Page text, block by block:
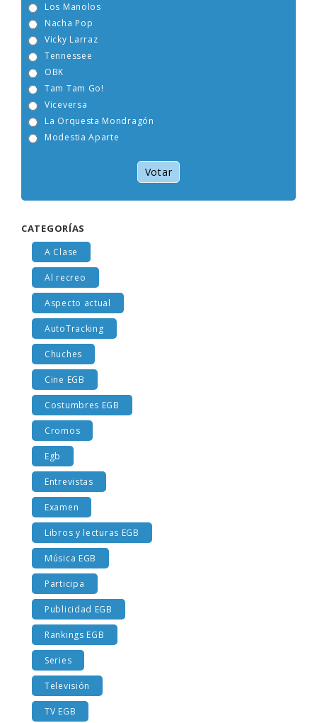
Los Manolos
Nacha Pop
Vicky Larraz
Tennessee
OBK
Tam Tam Go!
Viceversa
La Orquesta Mondragón
Modestia Aparte
Votar
CATEGORÍAS
A Clase
Al recreo
Aspecto actual
AutoTracking
Chuches
Cine EGB
Costumbres EGB
Cromos
Egb
Entrevistas
Examen
Libros y lecturas EGB
Música EGB
Participa
Publicidad EGB
Rankings EGB
Series
Televisión
TV EGB